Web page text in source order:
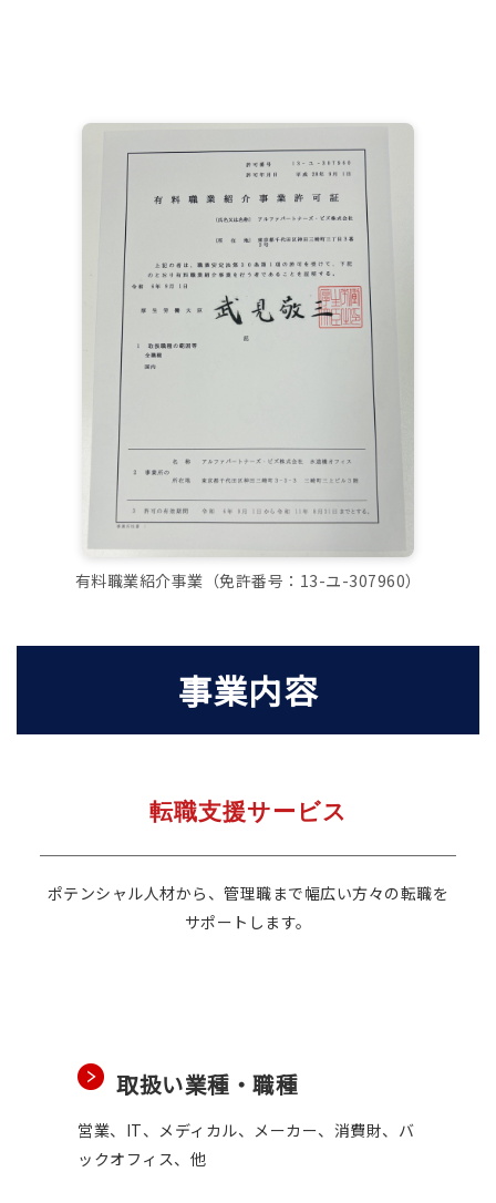
有料職業紹介事業（免許番号：13-ユ-307960）
事業内容
転職支援サービス
ポテンシャル人材から、管理職まで幅広い方々の転職を
サポートします。
取扱い業種・職種
営業、IT、メディカル、メーカー、消費財、バ
ックオフィス、他